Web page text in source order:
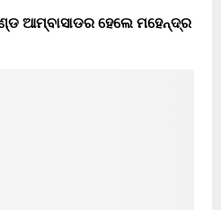
ଆମ୍ବାସାଡର ହେଲେ ମହେନ୍ଦ୍ର